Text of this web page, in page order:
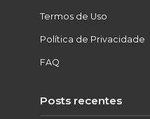
Termos de Uso
Política de Privacidade
FAQ
Posts recentes